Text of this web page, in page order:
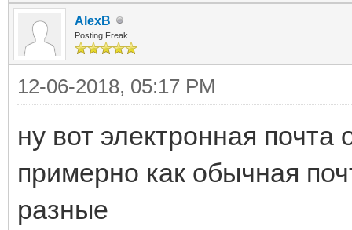
AlexB
Posting Freak
12-06-2018, 05:17 PM
ну вот электронная
примерно как обычная
разные